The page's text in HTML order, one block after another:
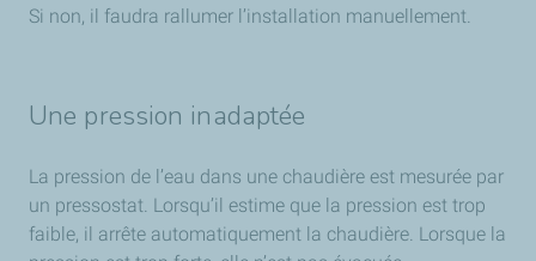
Si non, il faudra rallumer l’installation manuellement.
Une pression inadaptée
La pression de l’eau dans une chaudière est mesurée par
un pressostat. Lorsqu’il estime que la pression est trop
faible, il arrête automatiquement la chaudière. Lorsque la